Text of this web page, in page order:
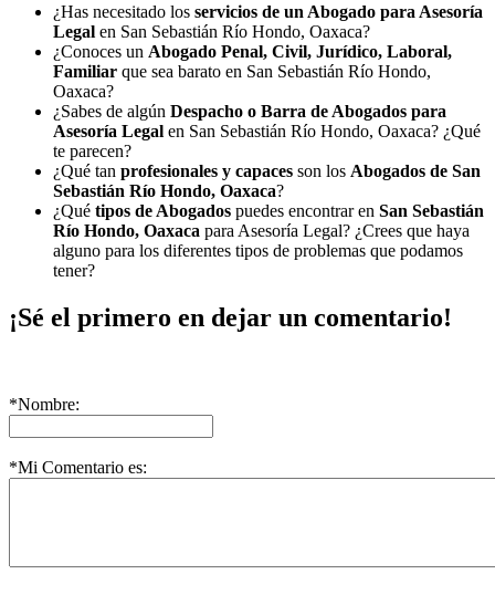
¿Has necesitado los servicios de un Abogado para Asesoría
Legal en San Sebastián Río Hondo, Oaxaca?
¿Conoces un Abogado Penal, Civil, Jurídico, Laboral,
Familiar que sea barato en San Sebastián Río Hondo,
Oaxaca?
¿Sabes de algún Despacho o Barra de Abogados para
Asesoría Legal en San Sebastián Río Hondo, Oaxaca? ¿Qué
te parecen?
¿Qué tan profesionales y capaces son los Abogados de San
Sebastián Río Hondo, Oaxaca?
¿Qué tipos de Abogados puedes encontrar en San Sebastián
Río Hondo, Oaxaca para Asesoría Legal? ¿Crees que haya
alguno para los diferentes tipos de problemas que podamos
tener?
¡Sé el primero en dejar un comentario!
*Nombre:
*Mi Comentario es: